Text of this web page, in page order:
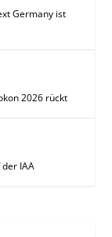
Germany ist
2026 rückt
IAA